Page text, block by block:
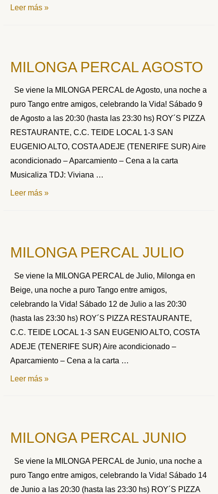
MILONGA
Leer más »
MILONGA PERCAL AGOSTO
Se viene la MILONGA PERCAL de Agosto, una noche a
puro Tango entre amigos, celebrando la Vida! Sábado 9
de Agosto a las 20:30 (hasta las 23:30 hs) ROY´S PIZZA
RESTAURANTE, C.C. TEIDE LOCAL 1-3 SAN
EUGENIO ALTO, COSTA ADEJE (TENERIFE SUR) Aire
acondicionado – Aparcamiento – Cena a la carta
Musicaliza TDJ: Viviana …
MILONGA
Leer más »
MILONGA PERCAL JULIO
Se viene la MILONGA PERCAL de Julio, Milonga en
Beige, una noche a puro Tango entre amigos,
celebrando la Vida! Sábado 12 de Julio a las 20:30
(hasta las 23:30 hs) ROY´S PIZZA RESTAURANTE,
C.C. TEIDE LOCAL 1-3 SAN EUGENIO ALTO, COSTA
ADEJE (TENERIFE SUR) Aire acondicionado –
Aparcamiento – Cena a la carta …
MILONGA
Leer más »
MILONGA PERCAL JUNIO
Se viene la MILONGA PERCAL de Junio, una noche a
puro Tango entre amigos, celebrando la Vida! Sábado 14
de Junio a las 20:30 (hasta las 23:30 hs) ROY´S PIZZA